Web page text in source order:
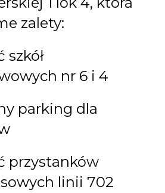
zalety:
szkół
nr 6 i 4
parking dla
przystanków
linii 702